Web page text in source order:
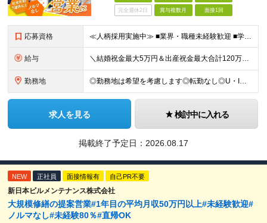
完全週休2日 賞与複数月 面接1回
応募資格 ≪人柄採用実施中≫ ■業界・職種未経験歓迎 ■学歴不問 ■職歴や転職回数は一切不問 ■ブランクある方も相談可 ★育成前提の募集！ 今回の募集は事業拡大に伴う増員採用！ 欠員補充ではないため、 将来の
給与 ＼結婚祝金最大5万円＆出産祝金最大合計120万円！独自の手当をご用意／ 【東京】 月給28万700円～80万円＋歩合＋各種手当＋賞与年2回 【大阪】 月給26万8200円～80万円＋歩合＋各種手当＋
勤務地 ◎勤務地は希望を考慮します◎転勤なし◎U・Iターン歓迎 【本社】 大阪府大阪市西区京町堀１丁目１８−１５ 藤原ビル 2F ■以下、全国の各支店 ◎東北・関東エリア：仙台・千葉・東京第一（上野）・東
求人を見る 検討中に入れる
掲載終了予定日： 2026.08.17
NEW 正社員 面接情報有 自己PR不要
新日本ビルメンテナンス株式会社
大規模修繕の提案営業#1年目の平均月収50万円以上#未経験歓迎#
ノルマなし#未経験80％#直帰OK